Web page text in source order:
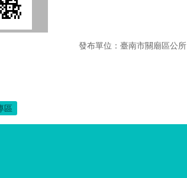
發布單位：臺南市關廟區公所
區